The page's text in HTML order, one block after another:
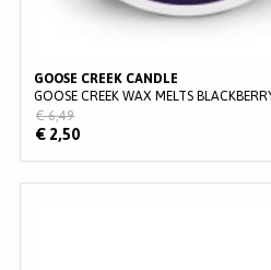
GOOSE CREEK CANDLE
GOOSE CREEK WAX MELTS
€ 2,50
€ 6,49